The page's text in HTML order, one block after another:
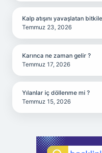
Kalp atışını yavaşlatan
Temmuz 23, 2026
Karınca ne zaman gelir ?
Temmuz 17, 2026
Yılanlar iç döllenme mi ?
Temmuz 15, 2026